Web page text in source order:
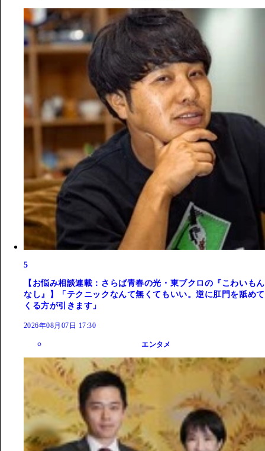
5
【お悩み相談連載：さらば青春の光・東ブクロの『こわいもん
なし』】「テクニックなんて無くてもいい。逆に肛門を舐めて
くる方が引きます」
2026年08月07日 17:30
エンタメ